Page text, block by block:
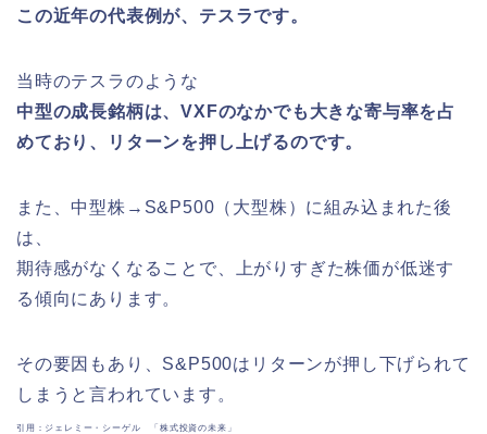
この近年の代表例が、テスラです。
当時のテスラのような
中型の成長銘柄は、VXFのなかでも大きな寄与率を占
めており、
リターンを押し上げるのです。
また、中型株→S&P500（大型株）に組み込まれた後
は、
期待感がなくなることで、上がりすぎた株価が低迷す
る傾向にあります。
その要因もあり、S&P500はリターンが押し下げられて
しまうと言われています。
引用：ジェレミー・シーゲル 「株式投資の未来」